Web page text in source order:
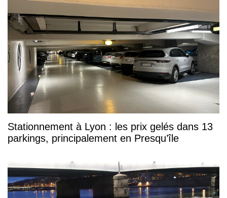
Stationnement à Lyon : les prix gelés dans 13
parkings, principalement en Presqu’île